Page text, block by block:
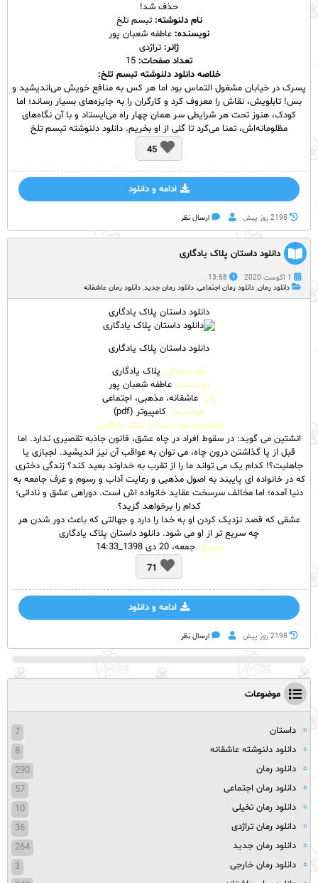
حذف شد!
نامدلنوشته:تبسم تلخ
نویسنده: عاطفه شعبان پور
ژانر:تراژدی
تعداد صفحات: 15
خلاصه دانلود دلنوشته تبسم تلخ:
پسرک در خیابان مشغول التماس بود اما هر کس به منافع خویش می‌اندیشید و
بس! تابلویش، نقاش را معروف کرد و کارگران را به جایزه‌های بسیار رساند؛ اما
کودک، هنوز تحت هر شرایطی سر همان چهار راه می‌ایستاد و با آن نگاه‌های
مظلومانه‌اش، تمنا می‌کرد تا گلی از او بخریم. دانلود دلنوشته تبسم تلخ
45
ادامه و دانلود
2198 روز پيش ارسال نظر
دانلود داستان پلاک یادگاری
1 آگوست 2020
13:58
دانلود رمان, دانلود رمان اجتماعی, دانلود رمان جدید, دانلود رمان عاشقانه
دانلود داستان پلاک یادگاری
دانلود داستان پلاک یادگاری
نامداستان: پلاک یادگاری
نویسنده: عاطفه شعبان پور
ژانر: عاشقانه، مذهبی، اجتماعی
فرمت ها: کامپیوتر (pdf)
خلاصه دانلود داستان پلاک یادگاری:
انشتین می گوید: در سقوط افراد در چاه عشق، قانون جاذبه تقصیری ندارد. اما
قبل از پا گذاشتن درون چاه، می توان به عواقب آن نیز اندیشید. لجبازی یا
جاهلیت؟! کدام یک می تواند ما را از تقرب به خداوند بعید کند؟ زندگی دختری
که در خانواده ای پایبند به اصول مذهبی و رعایت آداب و رسوم و عرف جامعه به
دنیا آمده؛ اما مخالف سرسخت عقاید خانواده اش است. دوراهی عشق و نادانی؛
کدام را برخواهد گزید؟
عشقی که قصد نزدیک کردن او به خدا را دارد و جهالتی که باعث دور شدن هر
چه سریع تر از او می شود. دانلود داستان پلاک یادگاری
شروع: جمعه، 20 دی 1398_14:33
71
ادامه و دانلود
2198 روز پيش ارسال نظر
موضوعات
داستان
7
دانلود دلنوشته عاشقانه
8
دانلود رمان
290
دانلود رمان اجتماعی
57
دانلود رمان تخیلی
10
دانلود رمان تراژدی
36
دانلود رمان جدید
264
دانلود رمان خارجی
3